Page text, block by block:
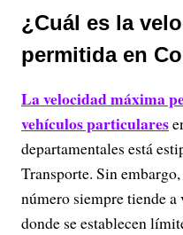
¿Cuál es la
permitida en
La velocidad máxima
vehículos particulares
departamentales está
Transporte. Sin
número siempre tiende a
donde se establecen